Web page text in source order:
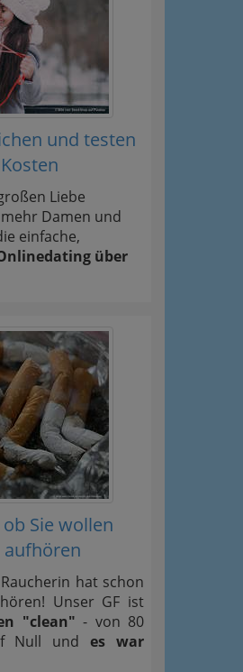
und testen
Liebe
Damen und
einfache,
über
Sie wollen
aufhören
hat schon
Unser GF ist
"clean" - von 80
Null undes war